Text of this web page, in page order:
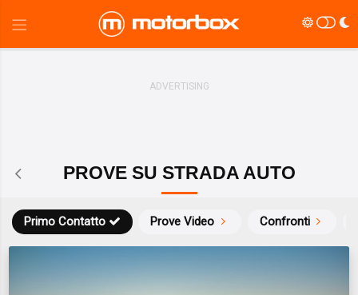
PROVE SU STRADA AUTO
Prove Video Confronti
Primo Contatto